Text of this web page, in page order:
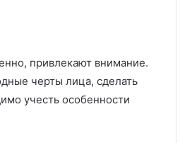
привлекают внимание.
черты лица, сделать
учесть особенности